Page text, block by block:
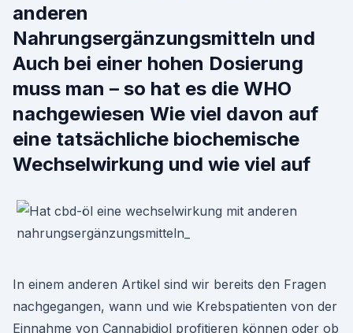
anderen
Nahrungsergänzungsmitteln und
Auch bei einer hohen Dosierung
muss man – so hat es die WHO
nachgewiesen Wie viel davon auf
eine tatsächliche biochemische
Wechselwirkung und wie viel auf
In einem anderen Artikel sind wir bereits den Fragen
nachgegangen, wann und wie Krebspatienten von der
Einnahme von Cannabidiol profitieren können oder ob